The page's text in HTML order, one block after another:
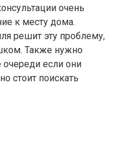
очень
к месту дома.
решит эту проблему,
Также нужно
очереди если они
стоит поискать